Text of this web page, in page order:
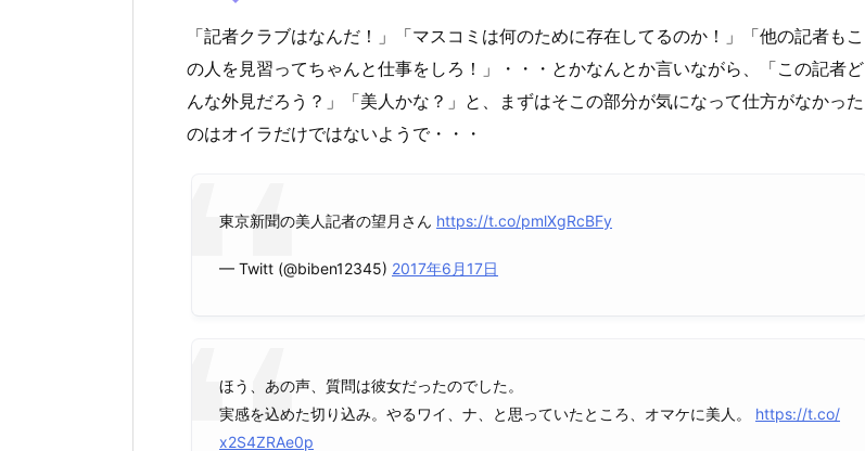
「記者クラブはなんだ！」「マスコミは何のために存在してるのか！」「他の記者もこ
の人を見習ってちゃんと仕事をしろ！」・・・とかなんとか言いながら、「この記者ど
んな外見だろう？」「美人かな？」と、まずはそこの部分が気になって仕方がなかった
のはオイラだけではないようで・・・
東京新聞の美人記者の望月さん https://t.co/pmlXgRcBFy
— Twitt (@biben12345) 2017年6月17日
ほう、あの声、質問は彼女だったのでした。
実感を込めた切り込み。やるワイ、ナ、と思っていたところ、オマケに美人。 https://t.co/
x2S4ZRAe0p